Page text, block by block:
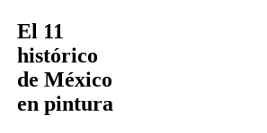
El 11
histórico
de México
en pintura